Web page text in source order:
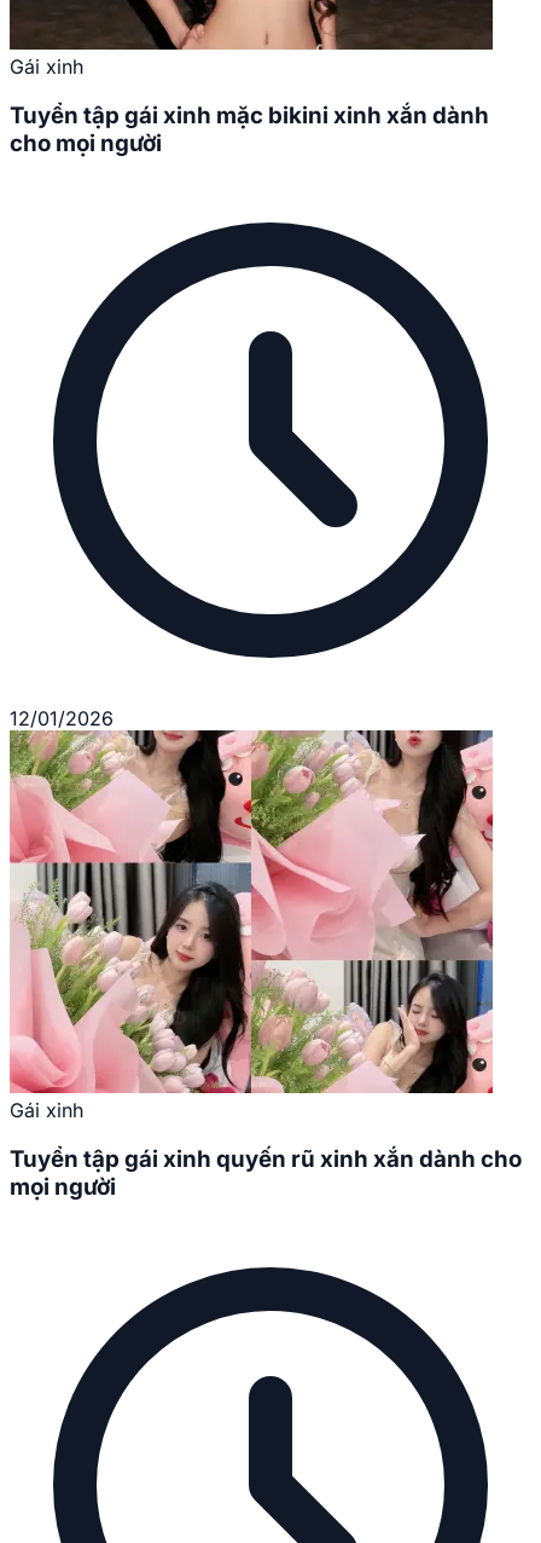
Gái xinh
Tuyển tập gái xinh mặc bikini xinh xắn dành
cho mọi người
12/01/2026
Gái xinh
Tuyển tập gái xinh quyến rũ xinh xắn dành cho
mọi người